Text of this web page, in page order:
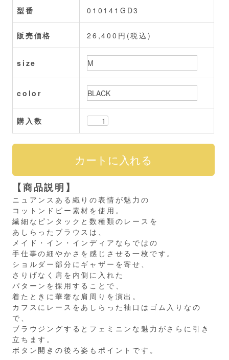
型番
010141GD3
販売価格 26,400円(税込)
size
color
購入数
【商品説明】
ニュアンスある織りの表情が魅力の
コットンドビー素材を使用。
繊細なピンタックと数種類のレースを
あしらったブラウスは、
メイド・イン・インディアならではの
手仕事の細やかさを感じさせる一枚です。
ショルダー部分にギャザーを寄せ、
さりげなく肩を内側に入れた
パターンを採用することで、
着たときに華奢な肩周りを演出。
カフスにレースをあしらった袖口はゴム入りなの
で、
ブラウジングするとフェミニンな魅力がさらに引き
立ちます。
ボタン開きの後ろ姿もポイントです。